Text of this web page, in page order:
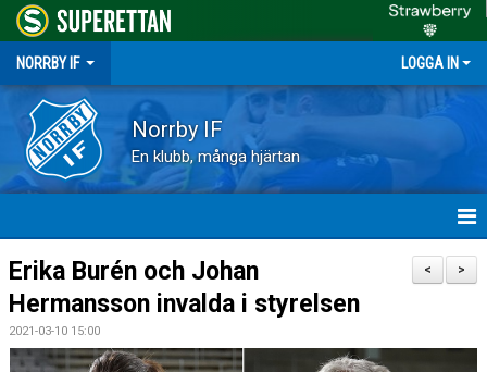
NORRBY IF LOGGA IN
Norrby IF
En klubb, många hjärtan
HEM
NYHETER
FÖRENINGEN
>
<
Erika Burén och Johan
Hermansson invalda i styrelsen
2021-03-10 15:00